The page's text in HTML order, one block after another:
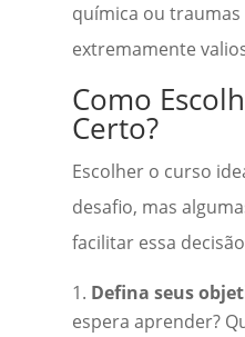
química ou
extremamente
Como
Certo?
Escolher o curso
desafio, mas
facilitar essa
Defina seus
espera aprender?